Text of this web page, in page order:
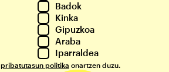
Badok
Kinka
Gipuzkoa
Araba
Iparraldea
pribatutasun politika onartzen duzu.